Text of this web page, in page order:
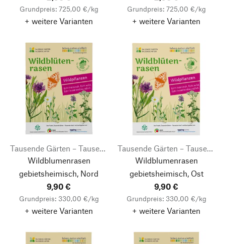
Grundpreis: 725,00 €/kg
+ weitere Varianten
Grundpreis: 725,00 €/kg
+ weitere Varianten
Tausende Gärten – Tausende Arten
Wildblumenrasen
gebietsheimisch, Nord
9,90 €
Grundpreis: 330,00 €/kg
+ weitere Varianten
Tausende Gärten – Tausende Arten
Wildblumenrasen
gebietsheimisch, Ost
9,90 €
Grundpreis: 330,00 €/kg
+ weitere Varianten